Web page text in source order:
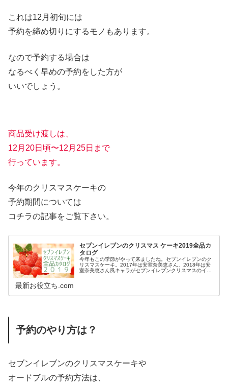
これは12月初旬には
予約を締め切りにするモノもあります。
なので予約する場合は
なるべく早めの予約をした方が
いいでしょう。
商品受け渡しは、
12月20日頃〜12月25日まで
行っています。
今年のクリスマスケーキの
予約期間については
コチラの記事をご覧下さい。
セブンイレブンのクリスマス ケーキ2019全品カ
タログ
今年もこの季節がやって来ましたね。セブンイレブンのク
リスマスケーキ。2017年は安室奈美恵さん、2018年は安
室奈美恵さん風キャラがセブンイレブンクリスマスのイメ
最新お役立ち.com
予約のやり方は？
セブンイレブンのクリスマスケーキや
オードブルの予約方法は、